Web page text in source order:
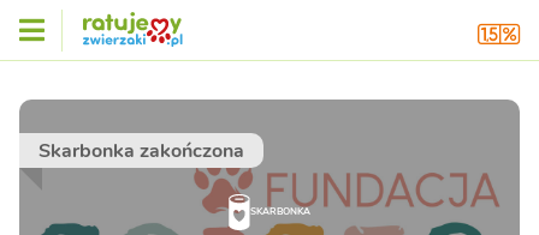
Skarbonka zakończona
SKARBONKA